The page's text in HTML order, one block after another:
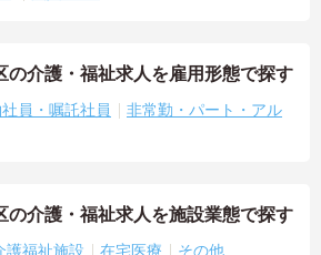
の介護・福祉求人を雇用形態で探す
員・嘱託社員
非常勤・パート・アル
の介護・福祉求人を施設業態で探す
護福祉施設 在宅医療 その他